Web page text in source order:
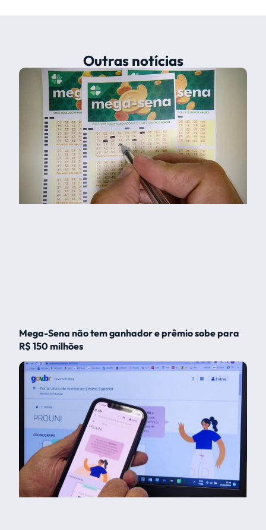
Outras notícias
Mega-Sena não tem ganhador e prêmio sobe para
R$ 150 milhões